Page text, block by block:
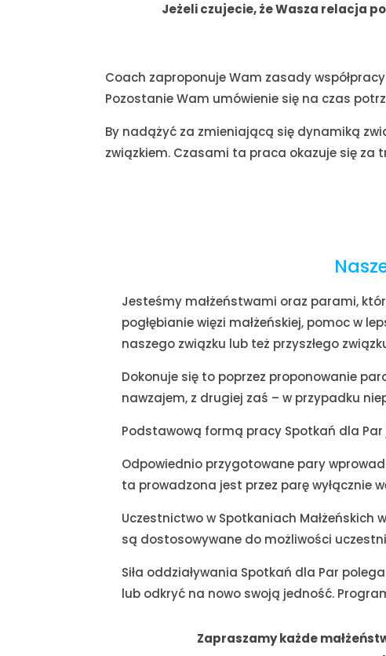
Jeżeli czujecie, że Wasza relacja
Coach zaproponuje Wam zasady
Pozostanie Wam umówienie się na czas
By nadążyć za zmieniającą się dynamiką
związkiem. Czasami ta praca okazuje się za
Jesteśmy małżeństwami oraz parami,
pogłębianie więzi małżeńskiej, pomoc w
naszego związku lub też przyszłego
Dokonuje się to poprzez proponowanie
nawzajem, z drugiej zaś – w przypadku
Podstawową formą pracy Spotkań dla Par
Odpowiednio przygotowane pary
ta prowadzona jest przez parę wyłącznie
Uczestnictwo w Spotkaniach
są dostosowywane do możliwości
Siła oddziaływania Spotkań dla Par
lub odkryć na nowo swoją jedność.
Zapraszamy każde